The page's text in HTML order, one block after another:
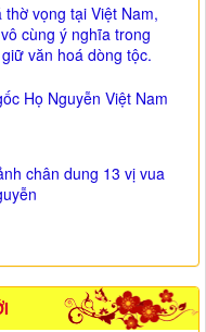
thờ vọng tại Việt Nam,
cùng ý nghĩa trong
văn hoá dòng tộc.
Họ Nguyễn Việt Nam
chân dung 13 vị vua